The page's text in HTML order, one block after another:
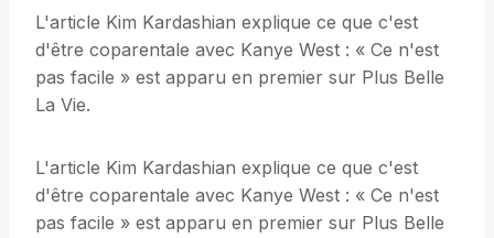
L'article Kim Kardashian explique ce que c'est
d'être coparentale avec Kanye West : « Ce n'est
pas facile » est apparu en premier sur Plus Belle
La Vie.
L'article Kim Kardashian explique ce que c'est
d'être coparentale avec Kanye West : « Ce n'est
pas facile » est apparu en premier sur Plus Belle